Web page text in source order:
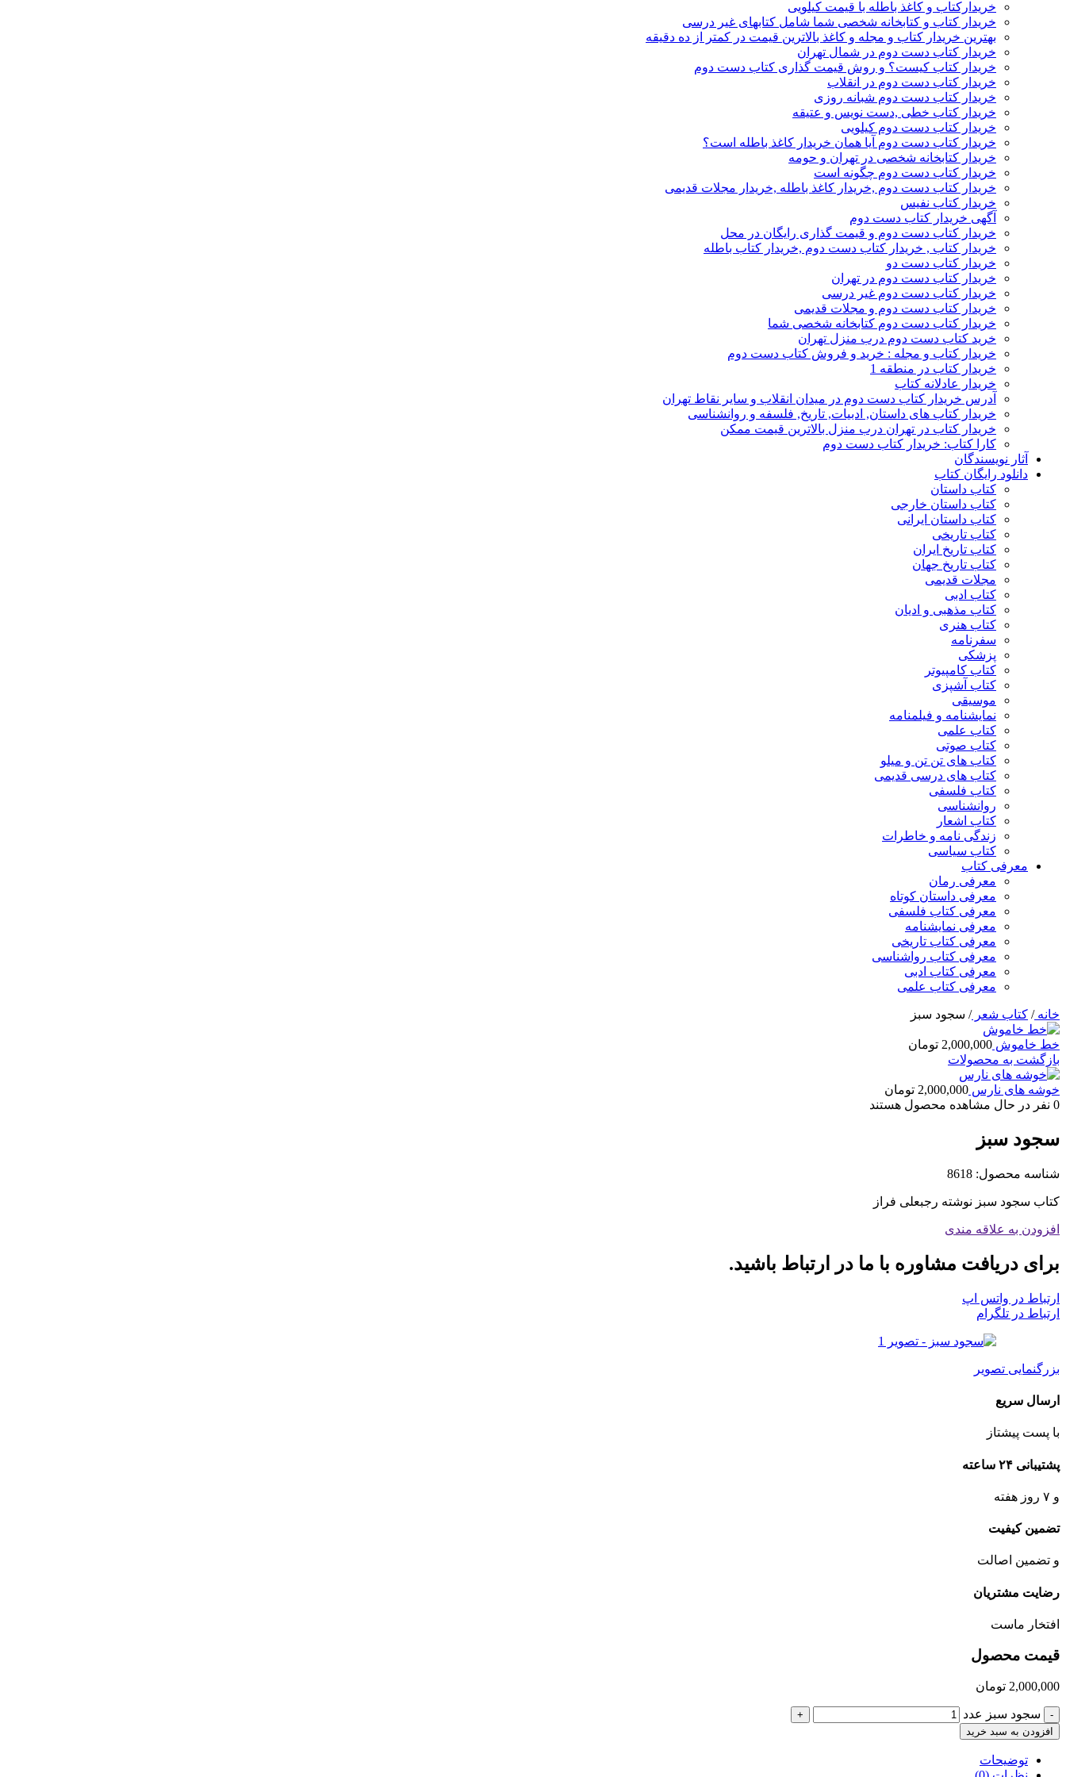
خریدارکتاب و کاغذ باطله با قیمت کیلویی
خریدار کتاب و کتابخانه شخصی شما شامل کتابهای غیر درسی
بهترین خریدار کتاب و مجله و کاغذ بالاترین قیمت در کمتر از ده دقیقه
خریدار کتاب دست دوم در شمال تهران
خریدار کتاب کیست؟ و روش قیمت گذاری کتاب دست دوم
خریدار کتاب دست دوم در انقلاب
خریدار کتاب دست دوم شبانه روزی
خریدار کتاب خطی ,دست نویس و عتیقه
خریدار کتاب دست دوم کیلویی
خریدار کتاب دست دوم آیا همان خریدار کاغذ باطله است؟
خریدار کتابخانه شخصی در تهران و حومه
خریدار کتاب دست دوم چگونه است
خریدار کتاب دست دوم ,خریدار کاغذ باطله ,خریدار مجلات قدیمی
خریدار کتاب نفیس
آگهی خریدار کتاب دست دوم
خریدار کتاب دست دوم و قیمت گذاری رایگان در محل
خریدار کتاب , خریدار کتاب دست دوم ,خریدار کتاب باطله
خریدار کتاب دست دو
خریدار کتاب دست دوم در تهران
خریدار کتاب دست دوم غیر درسی
خریدار کتاب دست دوم و مجلات قدیمی
خریدار کتاب دست دوم کتابخانه شخصی شما
خرید کتاب دست دوم درب منزل تهران
خریدار کتاب و مجله : خرید و فروش کتاب دست دوم
خریدار کتاب در منطقه 1
خریدار عادلانه کتاب
آدرس خریدار کتاب دست دوم در میدان انقلاب و سایر نقاط تهران
خریدار کتاب های داستان, ادبیات, تاریخ, فلسفه و روانشناسی
خریدار کتاب در تهران درب منزل بالاترین قیمت ممکن
کارا کتاب: خریدار کتاب دست دوم
آثار نویسندگان
دانلود رایگان کتاب
کتاب داستان
کتاب داستان خارجی
کتاب داستان ایرانی
کتاب تاریخی
کتاب تاریخ ایران
کتاب تاریخ جهان
مجلات قدیمی
کتاب ادبی
کتاب مذهبی و ادیان
کتاب هنری
سفرنامه
پزشکی
کتاب کامپیوتر
کتاب آشپزی
موسیقی
نمایشنامه و فیلمنامه
کتاب علمی
کتاب صوتی
کتاب های تن تن و میلو
کتاب های درسی قدیمی
کتاب فلسفی
روانشناسی
کتاب اشعار
زندگی نامه و خاطرات
کتاب سیاسی
معرفی کتاب
معرفی رمان
معرفی داستان کوتاه
معرفی کتاب فلسفی
معرفی نمایشنامه
معرفی کتاب تاریخی
معرفی کتاب رواشناسی
معرفی کتاب ادبی
معرفی کتاب علمی
خانه/ کتاب شعر/ سجود سبز
خط خاموش 2,000,000 تومان
بازگشت به محصولات
خوشه های نارس 2,000,000 تومان
0 نفر در حال مشاهده محصول هستند
سجود سبز
شناسه محصول: 8618
کتاب سجود سبز نوشته رجبعلی فراز
افزودن به علاقه مندی
برای دریافت مشاوره با ما در ارتباط باشید.
ارتباط در واتس اپ
ارتباط در تلگرام
بزرگنمایی تصویر
ارسال سریع
با پست پیشتاز
پشتیبانی ۲۴ ساعته
و ۷ روز هفته
تضمین کیفیت
و تضمین اصالت
رضایت مشتریان
افتخار ماست
قیمت محصول
2,000,000 تومان
- سجود سبز عدد
+
افزودن به سبد خرید
توضیحات